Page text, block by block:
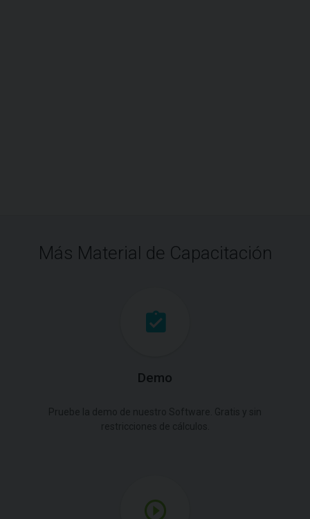
Más Material de Capacitación
Demo